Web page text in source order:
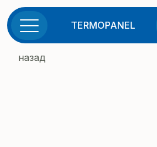
TERMOPANEL
назад